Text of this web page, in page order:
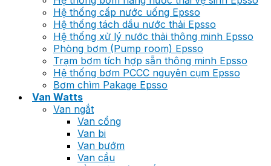
Hệ thống cấp nước uống Epsso
Hệ thống tách dầu nước thải Epsso
Hệ thống xử lý nước thải thông minh Epsso
Phòng bơm (Pump room) Epsso
Trạm bơm tích hợp sẵn thông minh Epsso
Hệ thống bơm PCCC nguyên cụm Epsso
Bơm chìm Pakage Epsso
Van Watts
Van ngắt
Van cổng
Van bi
Van bướm
Van cầu